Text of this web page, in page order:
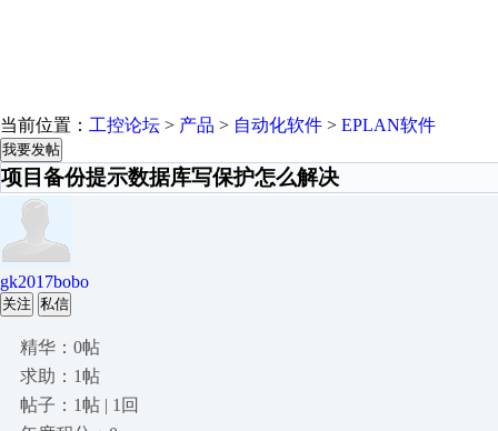
当前位置： 工控论坛 > 产品 > 自动化软件 > EPLAN软件
我要发帖
项目备份提示数据库写保护怎么解决
gk2017bobo
关注 私信
精华：0帖
求助：1帖
帖子：1帖 | 1回